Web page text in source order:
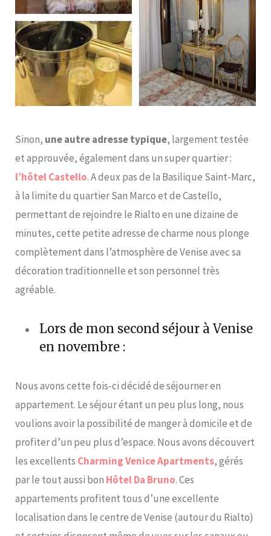
Sinon, une autre adresse typique, largement testée
et approuvée, également dans un super quartier :
l’hôtel Castello. A deux pas de la Basilique Saint-Marc,
à la limite du quartier San Marco et de Castello,
permettant de rejoindre le Rialto en une dizaine de
minutes, cette petite adresse de charme nous plonge
complètement dans l’atmosphère de Venise avec sa
décoration traditionnelle et son personnel très
agréable.
Lors de mon second séjour à Venise
en novembre :
Nous avons cette fois-ci décidé de séjourner en
appartement. Le séjour étant un peu plus long, nous
voulions avoir la possibilité de manger à domicile et de
profiter d’un peu plus d’espace. Nous avons découvert
les excellents Charming Venice Apartments, gérés
par le tout aussi bon Hôtel Da Bruno. Ces
appartements profitent tous d’une excellente
localisation dans le centre de Venise (autour du Rialto)